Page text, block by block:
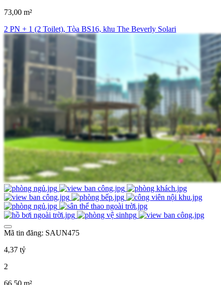
73,00 m²
2 PN + 1 (2 Toilet), Tòa BS16, khu The Beverly Solari
Mã tin đăng: SAUN475
4,37 tỷ
2
66,50 m²